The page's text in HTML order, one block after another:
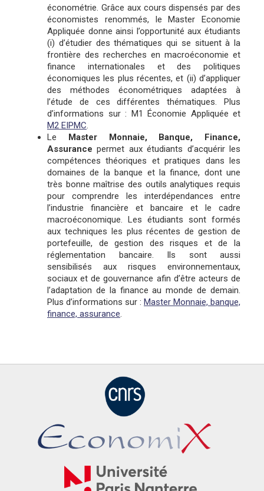
économétrie. Grâce aux cours dispensés par des
économistes renommés, le Master Economie
Appliquée donne ainsi l’opportunité aux étudiants
(i) d’étudier des thématiques qui se situent à la
frontière des recherches en macroéconomie et
finance internationales et des politiques
économiques les plus récentes, et (ii) d’appliquer
des méthodes économétriques adaptées à
l’étude de ces différentes thématiques. Plus
d’informations sur : M1 Économie Appliquée et
M2 EIPMC.
Le Master Monnaie, Banque, Finance,
Assurance permet aux étudiants d’acquérir les
compétences théoriques et pratiques dans les
domaines de la banque et la finance, dont une
très bonne maîtrise des outils analytiques requis
pour comprendre les interdépendances entre
l’industrie financière et bancaire et le cadre
macroéconomique. Les étudiants sont formés
aux techniques les plus récentes de gestion de
portefeuille, de gestion des risques et de la
réglementation bancaire. Ils sont aussi
sensibilisés aux risques environnementaux,
sociaux et de gouvernance afin d’être acteurs de
l’adaptation de la finance au monde de demain.
Plus d’informations sur : Master Monnaie, banque,
finance, assurance.